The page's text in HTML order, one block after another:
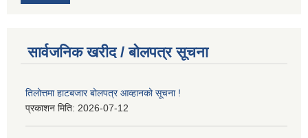
सार्वजनिक खरीद / बोलपत्र सूचना
तिलोत्तमा हाटबजार बोलपत्र आव्हानको सूचना !
प्रकाशन मिति: 2026-07-12